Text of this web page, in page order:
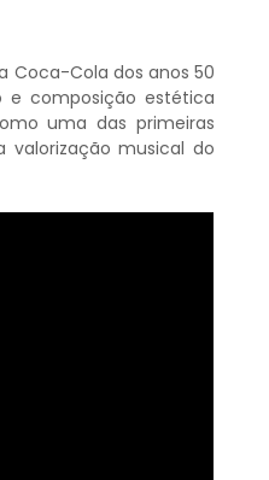
Coca-Cola dos anos 50
e composição estética
uma das primeiras
valorização musical do